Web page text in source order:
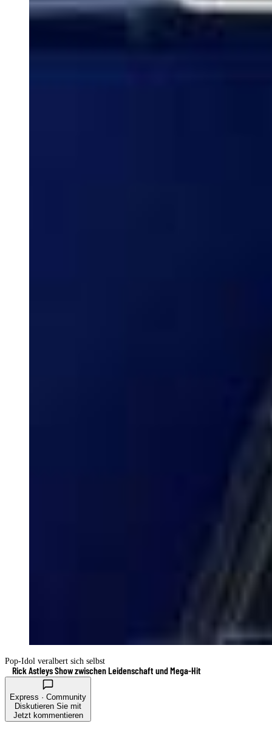
Pop-Idol veralbert sich selbst
Rick Astleys Show zwischen Leidenschaft und Mega-Hit
Express · Community
Diskutieren Sie mit
Jetzt kommentieren